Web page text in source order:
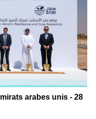
arabes unis - 28